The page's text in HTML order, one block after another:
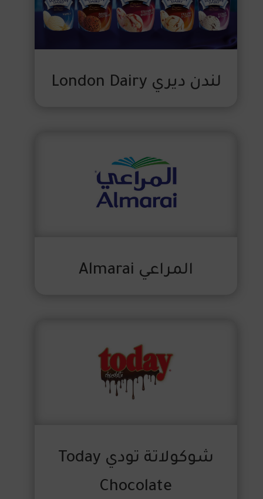
لندن ديري London Dairy
المراعي Almarai
شوكولاتة تودي Today
Chocolate